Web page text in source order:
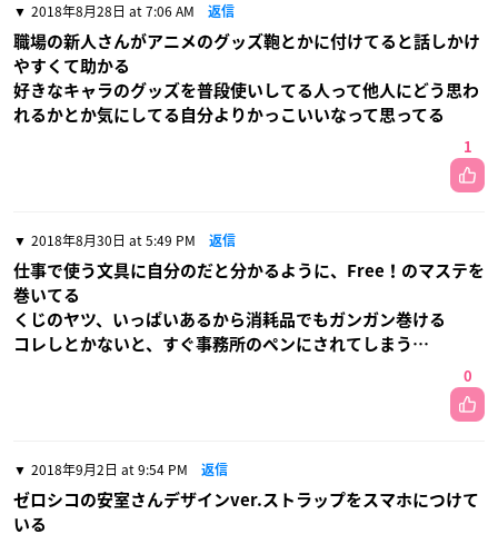
2018年8月28日 at 7:06 AM 返信
職場の新人さんがアニメのグッズ鞄とかに付けてると話しかけ
やすくて助かる
好きなキャラのグッズを普段使いしてる人って他人にどう思わ
れるかとか気にしてる自分よりかっこいいなって思ってる
1
2018年8月30日 at 5:49 PM 返信
仕事で使う文具に自分のだと分かるように、Free！のマステを
巻いてる
くじのヤツ、いっぱいあるから消耗品でもガンガン巻ける
コレしとかないと、すぐ事務所のペンにされてしまう…
0
2018年9月2日 at 9:54 PM 返信
ゼロシコの安室さんデザインver.ストラップをスマホにつけて
いる